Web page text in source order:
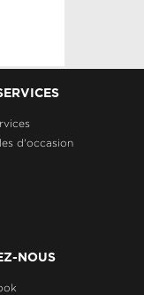
d'occasion
NOUS